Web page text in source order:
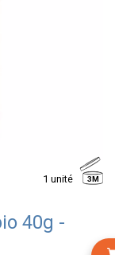
1 unité 3M
40g -